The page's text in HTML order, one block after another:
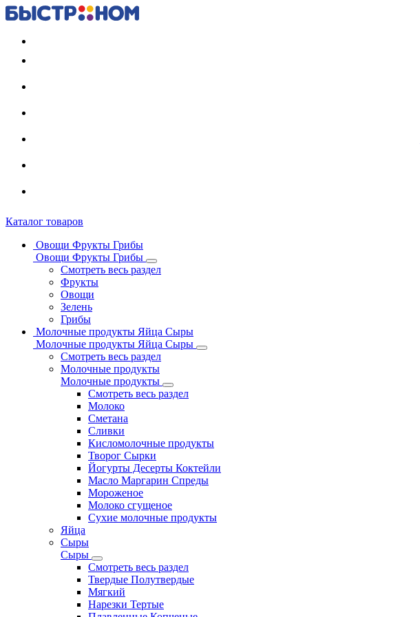
Каталог товаров
Овощи Фрукты Грибы
Овощи Фрукты Грибы
Смотреть весь раздел
Фрукты
Овощи
Зелень
Грибы
Молочные продукты Яйца Сыры
Молочные продукты Яйца Сыры
Смотреть весь раздел
Молочные продукты
Молочные продукты
Смотреть весь раздел
Молоко
Сметана
Сливки
Кисломолочные продукты
Творог Сырки
Йогурты Десерты Коктейли
Масло Маргарин Спреды
Мороженое
Молоко сгущеное
Сухие молочные продукты
Яйца
Сыры
Сыры
Смотреть весь раздел
Твердые Полутвердые
Мягкий
Нарезки Тертые